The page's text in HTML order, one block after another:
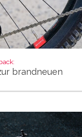
brandneuen